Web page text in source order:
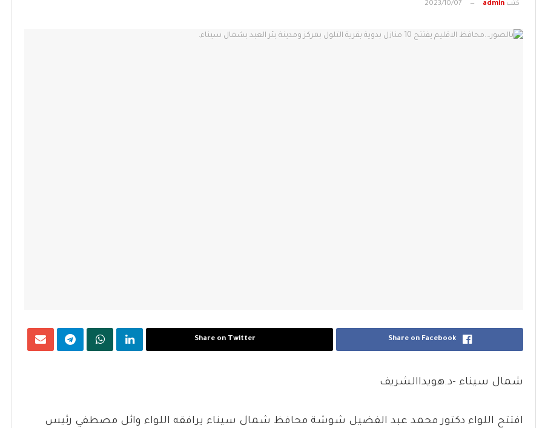
كتب admin
2023/10/07
Share on Facebook
Share on Twitter
شمال سيناء -د.هويداالشريف
افتتح اللواء دكتور محمد عبد الفضيل شوشة محافظ شمال سيناء يرافقه اللواء وائل مصطفي رئيس